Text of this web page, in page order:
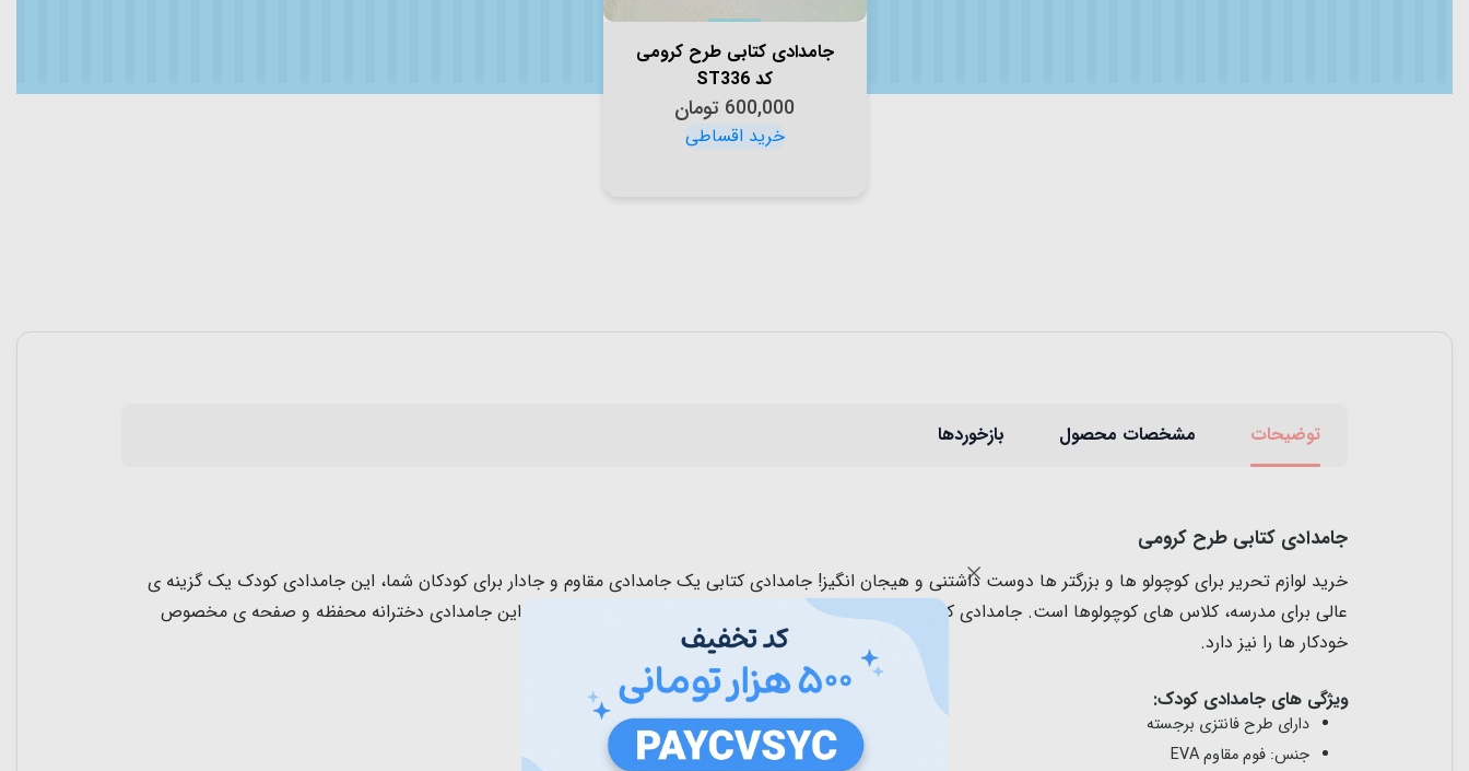
جامدادی کتابی طرح کرومی
کد ST336
600,000 تومان
توضیحات مشخصات محصول بازخوردها
جامدادی کتابی طرح کرومی
خرید لوازم تحریر برای کوچولو ها و بزرگتر ها دوست داشتنی و هیجان انگیز! جامدادی کتابی یک جامدادی مقاوم و جادار برای کودکان شما، این جامدادی کودک یک گزینه ی
عالی برای مدرسه، کلاس های کوچولوها است. جامدادی کتابی با طرح های فانتزی برجسته دل هر کوچولویی رو میبره. این جامدادی دخترانه محفظه و صفحه ی مخصوص
خودکار ها را نیز دارد.
ویژگی های جامدادی کودک:
دارای طرح فانتزی برجسته
جنس: فوم مقاوم EVA